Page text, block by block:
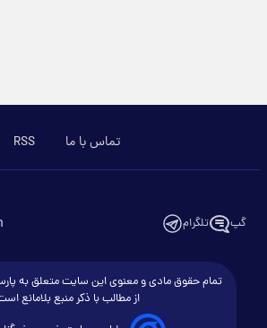
تماس با ما RSS
گپ تلگرام
تمام حقوق مادی و معنوی این سایت متعلق به
از مطالب با ذکر منبع بلامانع